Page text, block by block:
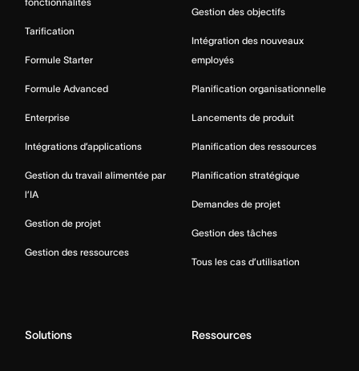
Tarification
Formule Starter
Formule Advanced
Enterprise
Intégrations d’applications
Gestion du travail alimentée par
l’IA
Gestion de projet
Gestion des ressources
Gestion des objectifs
Intégration des nouveaux
employés
Planification organisationnelle
Lancements de produit
Planification des ressources
Planification stratégique
Demandes de projet
Gestion des tâches
Tous les cas d’utilisation
Solutions Ressources